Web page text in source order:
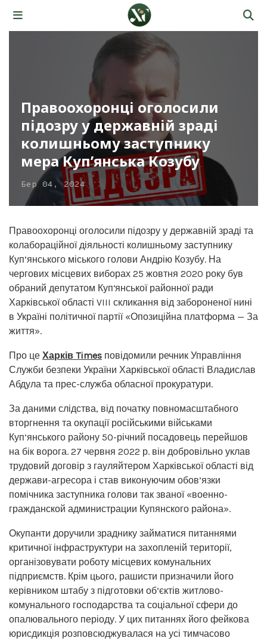
Правоохоронці оголосили
підозру у державній зраді
колишньому заступнику
мера Куп’янська Козубу
Бер 04, 2024
Правоохоронці оголосили підозру у державній зраді та
колабораційної діяльності колишньому заступнику
Куп’янського міського голови Андрію Козубу. На
чергових місцевих виборах 25 жовтня 2020 року був
обраний депутатом Купʼянської районної ради
Харківської області VIII скликання від забороненої нині
в Україні політичної партії «Опозиційна платформа — За
життя».
Про це Харків Times повідомили речник Управління
Служби безпеки України Харківської області Владислав
Абдула та прес-служба обласної прокуратури.
За даними слідства, від початку повномасштабного
вторгнення та окупації російськими військами
Куп’янського району 50-річний посадовець перейшов
на бік ворога. 27 червня 2022 р. він добровільно уклав
трудовий договір з гауляйтером Харківської області від
держави-агресора і став виконуючим обов’язки
помічника заступника голови так званої «военно-
гражданской администрации Купянского района».
Окупанти доручили зраднику займатися питаннями
критичної інфраструктури на захопленій території,
організовувати роботу місцевих комунальних
підприємств. Крім цього, рашисти призначили його
керівником штабу з підготовки об’єктів житлово-
комунального господарства та соціальної сфери до
опалювального періоду. У цих питаннях його фейкова
юрисдикція розповсюджувалася на усі тимчасово